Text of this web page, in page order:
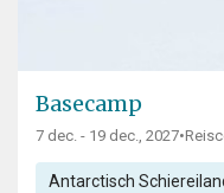
Basecamp
7 dec. - 19 dec., 2027•
Antarctisch